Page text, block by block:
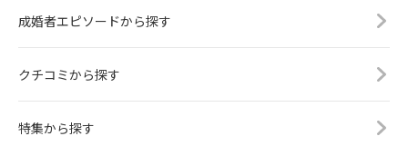
utubeも始めました♡／こちらから
成婚者エピソードから探す
クチコミから探す
特集から探す